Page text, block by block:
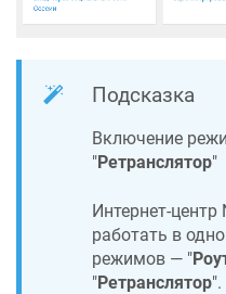
Подсказка
Включение
"Ретранслятор"
Интернет-центр
работать в
режимов — "
"Ретранслятор